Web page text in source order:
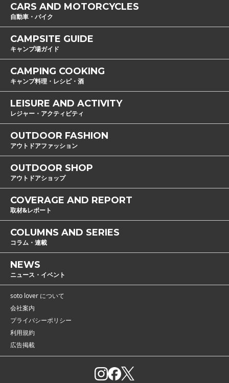
CARS AND MOTORCYCLES
自動車・バイク
CAMPSITE GUIDE
キャンプ場ガイド
CAMPING COOKING
キャンプ料理・レシピ・酒
LEISURE AND ACTIVITY
レジャー・アクティビティ
OUTDOOR FASHION
アウトドアファッション
OUTDOOR SHOP
アウトドアショップ
COVERAGE AND REPORT
取材&レポート
COLUMNS AND SERIES
コラム・連載
NEWS
ニュース・イベント
soto lover について
会社案内
プライバシーポリシー
利用規約
広告掲載